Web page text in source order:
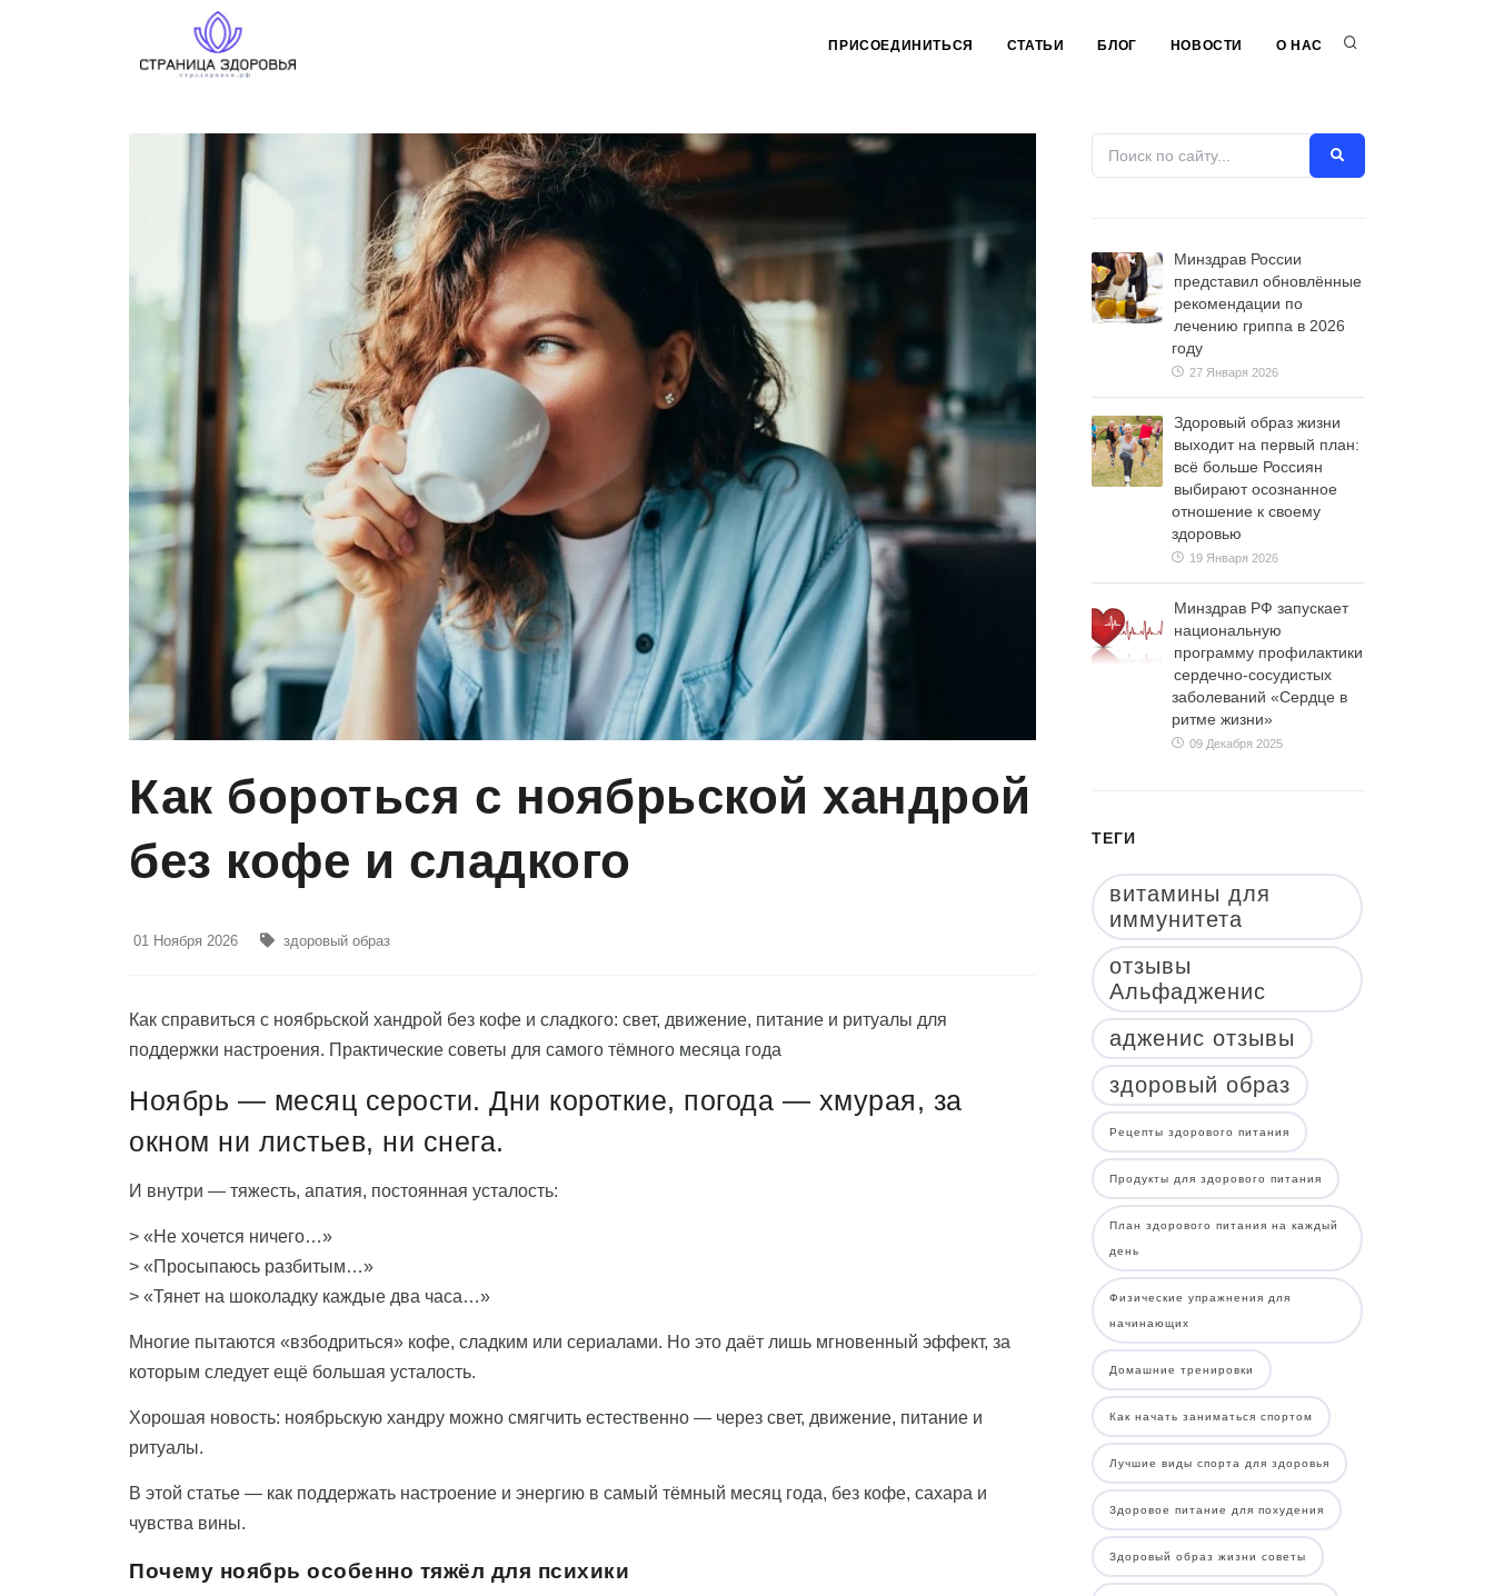
ПРИСОЕДИНИТЬСЯ СТАТЬИ БЛОГ НОВОСТИ О НАС
Как бороться с ноябрьской хандрой
без кофе и сладкого
01 Ноября 2026 здоровый образ
Как справиться с ноябрьской хандрой без кофе и сладкого: свет, движение, питание и ритуалы для
поддержки настроения. Практические советы для самого тёмного месяца года
Ноябрь — месяц серости. Дни короткие, погода — хмурая, за
окном ни листьев, ни снега.
И внутри — тяжесть, апатия, постоянная усталость:
> «Не хочется ничего…»
> «Просыпаюсь разбитым…»
> «Тянет на шоколадку каждые два часа…»
Многие пытаются «взбодриться» кофе, сладким или сериалами. Но это даёт лишь мгновенный эффект, за
которым следует ещё большая усталость.
Хорошая новость: ноябрьскую хандру можно смягчить естественно — через свет, движение, питание и
ритуалы.
В этой статье — как поддержать настроение и энергию в самый тёмный месяц года, без кофе, сахара и
чувства вины.
Почему ноябрь особенно тяжёл для психики
Минздрав России
представил обновлённые
рекомендации по
лечению гриппа в 2026
году
27 Января 2026
Здоровый образ жизни
выходит на первый план:
всё больше Россиян
выбирают осознанное
отношение к своему
здоровью
19 Января 2026
Минздрав РФ запускает
национальную
программу профилактики
сердечно-сосудистых
заболеваний «Сердце в
ритме жизни»
09 Декабря 2025
ТЕГИ
витамины для
иммунитета
отзывы
Альфадженис
адженис отзывы
здоровый образ
Рецепты здорового питания
Продукты для здорового питания
План здорового питания на каждый
день
Физические упражнения для
начинающих
Домашние тренировки
Как начать заниматься спортом
Лучшие виды спорта для здоровья
Здоровое питание для похудения
Здоровый образ жизни советы